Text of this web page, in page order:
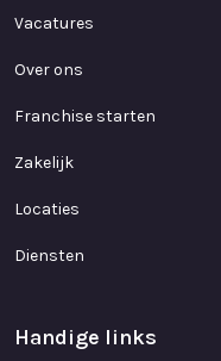
Vacatures
Over ons
Franchise starten
Zakelijk
Locaties
Diensten
Handige links